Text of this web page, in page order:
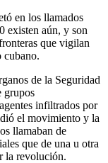
en los llamados
existen aún, y son
que vigilan
cubano.
de la Seguridad
grupos
infiltrados por
el movimiento y la
llamaban de
que de una u otra
la revolución.